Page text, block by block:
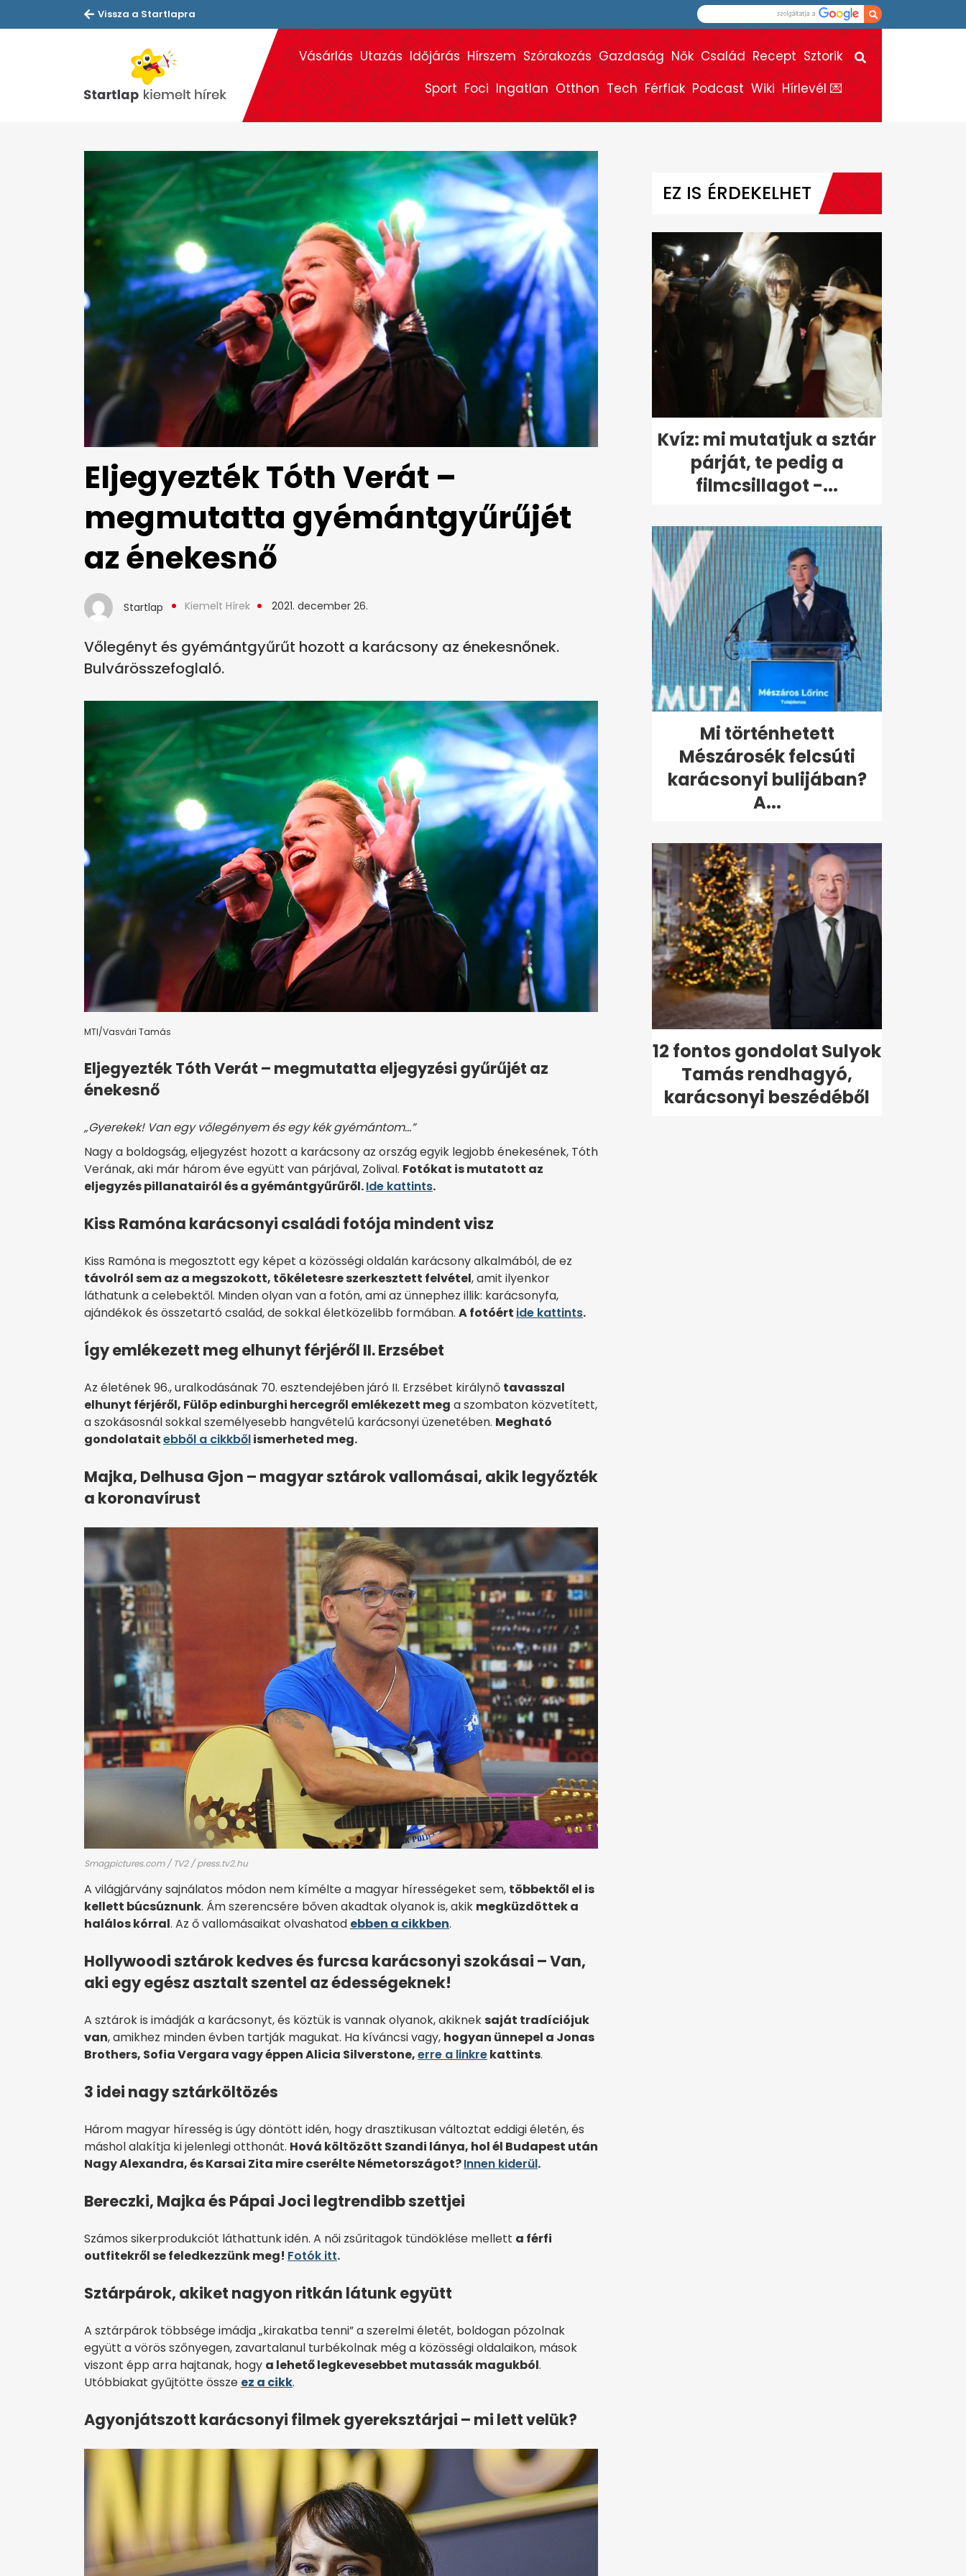
Vissza a Startlapra
Vásárlás Utazás Időjárás Hírszem Szórakozás Gazdaság Nők Család Recept Sztorik
Sport Foci Ingatlan Otthon Tech Férfiak Podcast Wiki Hírlevél 💌
Eljegyezték Tóth Verát –
megmutatta gyémántgyűrűjét
az énekesnő
Startlap Kiemelt Hírek 2021. december 26.
Vőlegényt és gyémántgyűrűt hozott a karácsony az énekesnőnek.
Bulvárösszefoglaló.
MTI/Vasvári Tamás
Eljegyezték Tóth Verát – megmutatta eljegyzési gyűrűjét az
énekesnő
„Gyerekek! Van egy vőlegényem és egy kék gyémántom…”
Nagy a boldogság, eljegyzést hozott a karácsony az ország egyik legjobb énekesének, Tóth
Verának, aki már három éve együtt van párjával, Zolival. Fotókat is mutatott az
eljegyzés pillanatairól és a gyémántgyűrűről.Ide kattints.
Kiss Ramóna karácsonyi családi fotója mindent visz
Kiss Ramóna is megosztott egy képet a közösségi oldalán karácsony alkalmából, de ez
távolról sem az a megszokott, tökéletesre szerkesztett felvétel, amit ilyenkor
láthatunk a celebektől. Minden olyan van a fotón, ami az ünnephez illik: karácsonyfa,
ajándékok és összetartó család, de sokkal életközelibb formában. A fotóért ide kattints.
Így emlékezett meg elhunyt férjéről II. Erzsébet
Az életének 96., uralkodásának 70. esztendejében járó II. Erzsébet királynő tavasszal
elhunyt férjéről, Fülöp edinburghi hercegről emlékezett meg a szombaton közvetített,
a szokásosnál sokkal személyesebb hangvételű karácsonyi üzenetében. Megható
gondolataitebből a cikkbőlismerheted meg.
Majka, Delhusa Gjon – magyar sztárok vallomásai, akik legyőzték
a koronavírust
Smagpictures.com / TV2 / press.tv2.hu
A világjárvány sajnálatos módon nem kímélte a magyar hírességeket sem, többektől el is
kellett búcsúznunk. Ám szerencsére bőven akadtak olyanok is, akik megküzdöttek a
halálos kórral. Az ő vallomásaikat olvashatod ebben a cikkben.
Hollywoodi sztárok kedves és furcsa karácsonyi szokásai – Van,
aki egy egész asztalt szentel az édességeknek!
A sztárok is imádják a karácsonyt, és köztük is vannak olyanok, akiknek saját tradíciójuk
van, amikhez minden évben tartják magukat. Ha kíváncsi vagy, hogyan ünnepel a Jonas
Brothers, Sofia Vergara vagy éppen Alicia Silverstone,erre a linkrekattints.
3 idei nagy sztárköltözés
Három magyar híresség is úgy döntött idén, hogy drasztikusan változtat eddigi életén, és
máshol alakítja ki jelenlegi otthonát. Hová költözött Szandi lánya, hol él Budapest után
Nagy Alexandra, és Karsai Zita mire cserélte Németországot?Innen kiderül.
Bereczki, Majka és Pápai Joci legtrendibb szettjei
Számos sikerprodukciót láthattunk idén. A női zsűritagok tündöklése mellett a férfi
outfitekről se feledkezzünk meg! Fotók itt.
Sztárpárok, akiket nagyon ritkán látunk együtt
A sztárpárok többsége imádja „kirakatba tenni” a szerelmi életét, boldogan pózolnak
együtt a vörös szőnyegen, zavartalanul turbékolnak még a közösségi oldalaikon, mások
viszont épp arra hajtanak, hogy a lehető legkevesebbet mutassák magukból.
Utóbbiakat gyűjtötte össze ez a cikk.
Agyonjátszott karácsonyi filmek gyereksztárjai – mi lett velük?
EZ IS ÉRDEKELHET
Kvíz: mi mutatjuk a sztár
párját, te pedig a
filmcsillagot -...
Mi történhetett
Mészárosék felcsúti
karácsonyi bulijában?
A...
12 fontos gondolat Sulyok
Tamás rendhagyó,
karácsonyi beszédéből